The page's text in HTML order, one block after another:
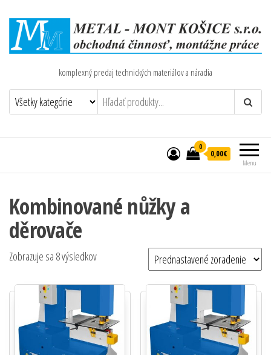
komplexný predaj technických materiálov a náradia
Menu
0
0,00€
Kombinované nůžky a
děrovače
Zobrazuje sa 8 výsledkov